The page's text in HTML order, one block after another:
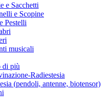
e Sacchetti
e Scopine
Pestelli
musicali
di più
Radiestesia
(pendoli, antenne, biotensor)